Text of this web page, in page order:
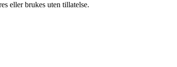
eller brukes uten tillatelse.